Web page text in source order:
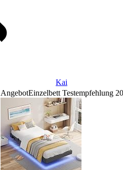
Kai
AngebotEinzelbett Testempfehlung